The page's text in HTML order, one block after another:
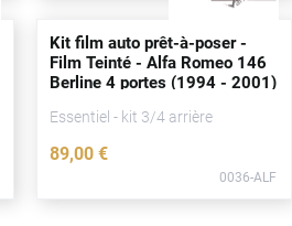
Kit film auto prêt-à-poser -
Film Teinté - Alfa Romeo 146
Berline 4portes (1994 - 2001)
Essentiel - kit 3/4 arrière
89,00 €
0036-ALF